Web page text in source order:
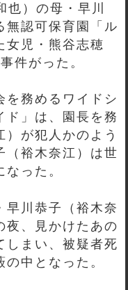
也）の母・早川
無認可保育園「ル
女児・熊谷志穂
件がった。
を務めるワイドシ
ド」は、園長を務
が犯人かのよう
（裕木奈江）は世
った。
早川恭子（裕木奈
夜、見かけたあの
しまい、被疑者死
中となった。